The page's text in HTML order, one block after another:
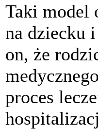
Taki model
na dziecku
on, że
proces